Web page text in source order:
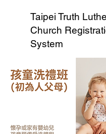
Taipei Truth
Church
System